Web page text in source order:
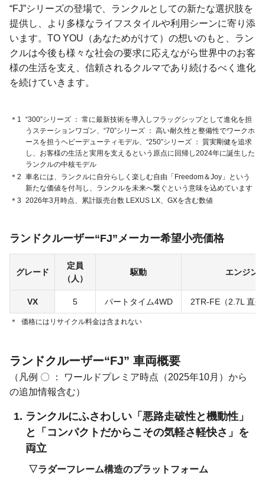
“FJ”シリーズの登場で、ランクルとしての新たな選択肢を
提供し、より多様なライフスタイルや利用シーンに寄り添
います。TO YOU（あなためがけて）の想いのもと、ラン
クルは今後も様々な社会の要求に応えながら世界中のお客
様の生活を支え、信頼されるクルマであり続けるべく進化
を続けていきます。
＊1 “300”シリーズ ： 常に最新技術を導入しフラッグシップとして進化を担
うステーションワゴン、“70”シリーズ ： 高い耐久性と整備性でワークホ
ースを担うヘビーデューティモデル、“250”シリーズ ： 質実剛健を追求
し、お客様の生活と実用を支えるという原点に回帰し2024年に誕生した
ランクルの中核モデル
＊2 車名には、ランクルに自分らしく楽しむ自由「Freedom＆Joy」という
新たな価値を付与し、ランクルを未来へ繋ぐという意味を込めています
＊3 2026年3月時点、累計販売台数 LEXUS LX、GXを含む数値
ランドクルーザー“FJ”メーカー希望小売価格
グレード
定員
（人）
駆動 エンジン
VX 5 パートタイム4WD 2TR-FE （2.7L 直
＊ 価格にはリサイクル料金は含まれない
ランドクルーザー“FJ” 車両概要
（凡例 〇 ： ワールドプレミア時点 （2025年10月） から
の追加情報含む）
ランクルにふさわしい「悪路走破性と機動性」
と「コンパクトだからこその気軽さ軽快さ」を
両立
ラダーフレーム構造のプラットフォーム